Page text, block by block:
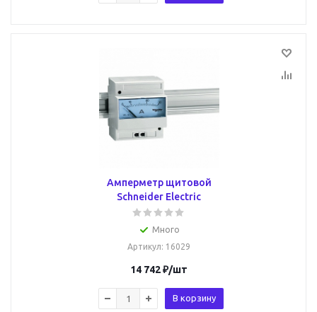
Амперметр щитовой
Schneider Electric
Много
Артикул: 16029
14 742₽/шт
В корзину